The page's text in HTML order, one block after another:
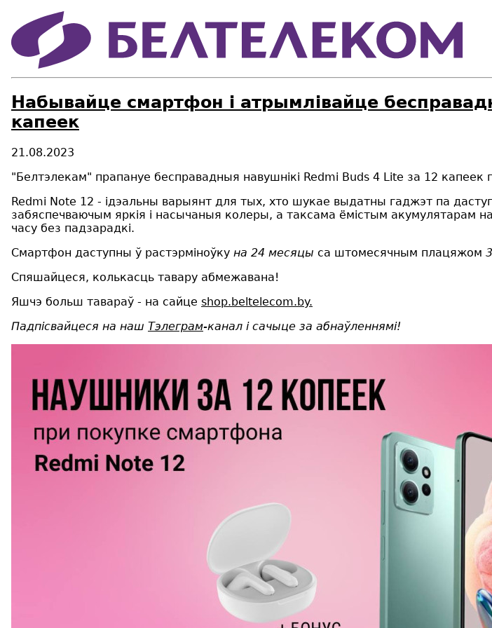
Набывайце смартфон і атрымлівайце
капеек
21.08.2023
"Белтэлекам" прапануе бесправадныя навушнікі Redmi Buds 4 Lite за 12
Redmi Note 12 - ідэальны варыянт для тых, хто шукае выдатны гаджэт па
забяспечваючым яркія і насычаныя колеры, а таксама ёмістым акумулятарам
часу без падзарадкі.
Смартфон даступны ў растэрміноўку на 2️4 месяцы са штомесячным плацяжом
Спяшайцеся, колькасць тавару абмежавана!
Яшчэ больш тавараў - на сайце shop.beltelecom.by.
Падпісвайцеся на наш Тэлеграм-канал і сачыце за абнаўленнямі!